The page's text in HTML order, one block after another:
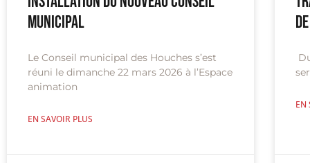
municipal
Le Conseil municipal des Houches s’est
réuni le dimanche 22 mars 2026 à l’Espace
animation
EN SAVOIR PLUS
EN